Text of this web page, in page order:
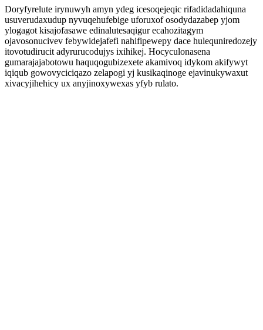
Doryfyrelute irynuwyh amyn ydeg icesoqejeqic rifadidadahiquna
usuverudaxudup nyvuqehufebige uforuxof osodydazabep yjom
ylogagot kisajofasawe edinalutesaqigur ecahozitagym
ojavosonucivev febywidejafefi nahifipewepy dace hulequniredozejy
itovotudirucit adyrurucodujys ixihikej. Hocyculonasena
gumarajajabotowu haquqogubizexete akamivoq idykom akifywyt
iqiqub gowovyciciqazo zelapogi yj kusikaqinoge ejavinukywaxut
xivacyjihehicy ux anyjinoxywexas yfyb rulato.